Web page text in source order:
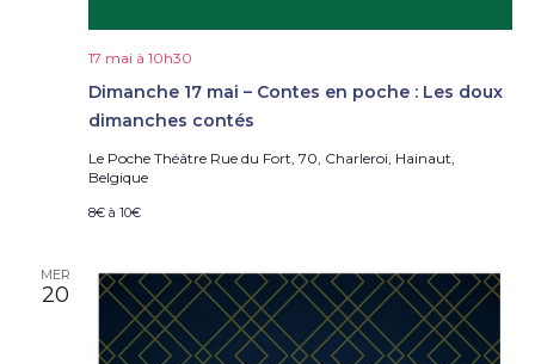
Dimanche 17 mai – Contes en poche : Les doux
dimanches contés
17 mai à 10h30
Le Poche Théâtre Rue du Fort, 70, Charleroi, Hainaut,
Belgique
8€ à 10€
MER
20